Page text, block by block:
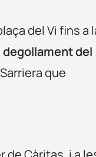
del Vi fins a
degollament del
que